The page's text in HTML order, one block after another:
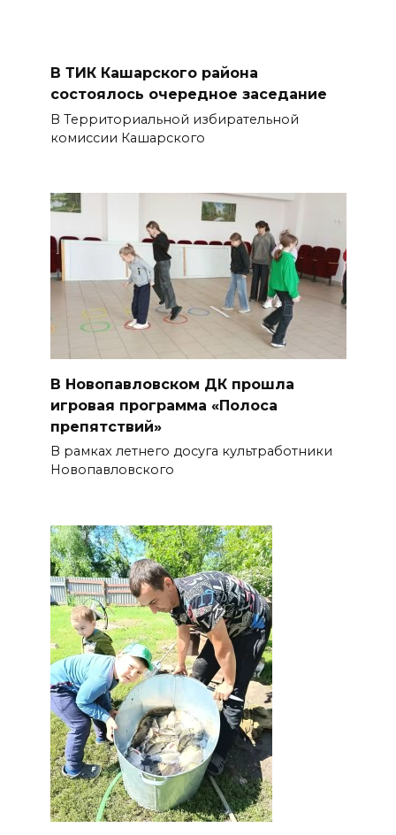
В ТИК Кашарского района
состоялось очередное заседание
В Территориальной избирательной
комиссии Кашарского
В Новопавловском ДК прошла
игровая программа «Полоса
препятствий»
В рамках летнего досуга культработники
Новопавловского